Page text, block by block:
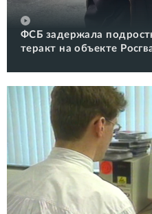
ФСБ задержала
теракт на объекте